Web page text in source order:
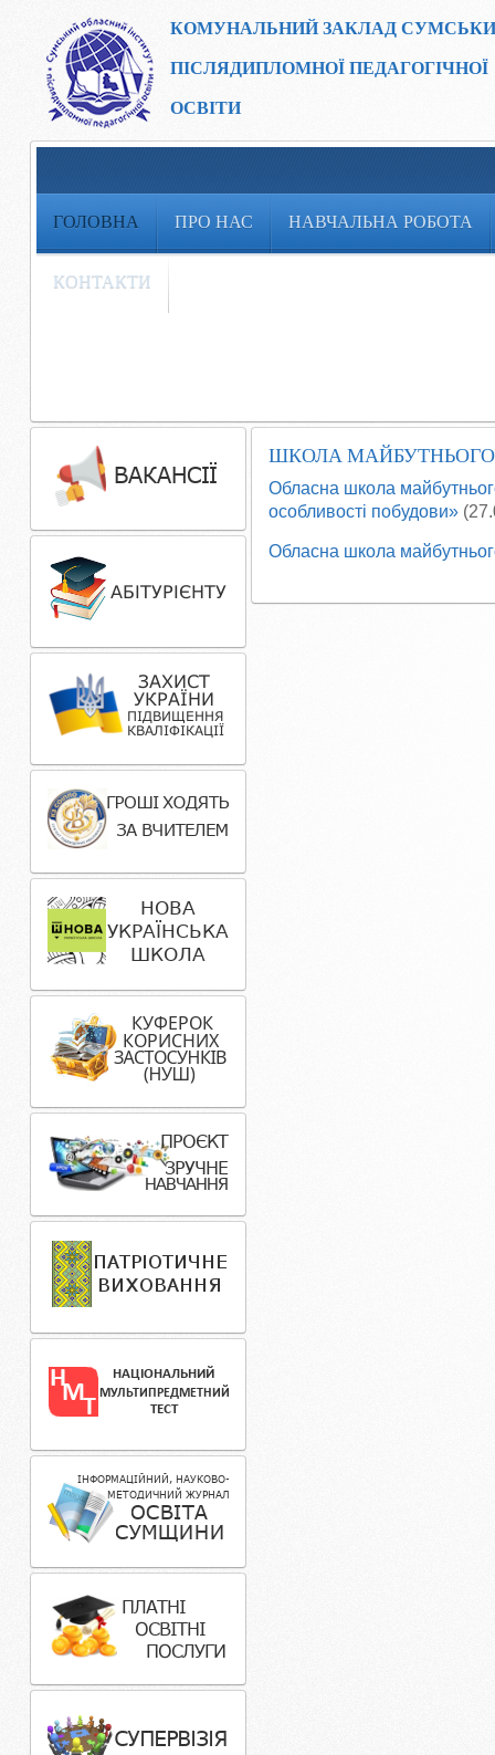
КОМУНАЛЬНИЙ ЗАКЛАД
ПІСЛЯДИПЛОМНОЇ ПЕДАГОГІЧНОЇ
ОСВІТИ
ГОЛОВНА ПРО НАС НАВЧАЛЬНА РОБОТА
КОНТАКТИ
ШКОЛА
Обласна школа
особливості побудови»
Обласна школа